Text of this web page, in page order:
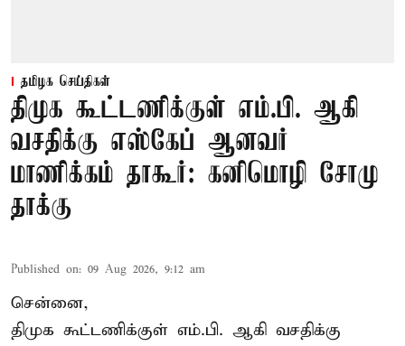
தமிழக செய்திகள்
திமுக கூட்டணிக்குள் எம்.பி. ஆகி
வசதிக்கு எஸ்கேப் ஆனவர்
மாணிக்கம் தாகூர்: கனிமொழி சோமு
தாக்கு
Published on: 09 Aug 2026, 9:12 am
சென்னை,
திமுக கூட்டணிக்குள் எம்.பி. ஆகி வசதிக்கு